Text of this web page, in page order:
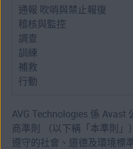
通報 吹哨與禁止報復
稽核與監控
調查
訓練
補救
行動
AVG Technologies 係 Avast
商準則 （以下稱「本準則」
遵守的社會、道德及環境標